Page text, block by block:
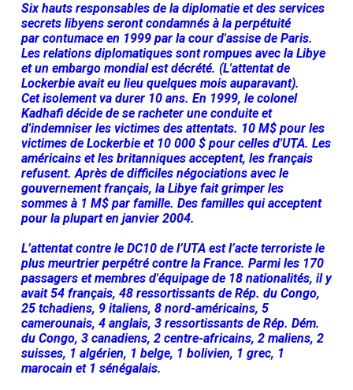
Six hauts responsables de la diplomatie et des services
secrets libyens seront condamnés à la perpétuité
par contumace en 1999 par la cour d'assise de Paris.
Les relations diplomatiques sont rompues avec la Libye
et un embargo mondial est décrété. (L'attentat de
Lockerbie avait eu lieu quelques mois auparavant).
Cet isolement va durer 10 ans. En 1999, le colonel
Kadhafi décide de se racheter une conduite et
d'indemniser les victimes des attentats. 10 M$ pour les
victimes de Lockerbie et 10 000 $ pour celles d'UTA. Les
américains et les britanniques acceptent, les français
refusent. Après de difficiles négociations avec le
gouvernement français, la Libye fait grimper les
sommes à 1 M$ par famille. Des familles qui acceptent
pour la plupart en janvier 2004.
L’attentat contre le DC10 de l’UTA est l’acte terroriste le
plus meurtrier perpétré contre la France. Parmi les 170
passagers et membres d'équipage de 18 nationalités, il y
avait 54 français, 48 ressortissants de Rép. du Congo,
25 tchadiens, 9 italiens, 8 nord-américains, 5
camerounais, 4 anglais, 3 ressortissants de Rép. Dém.
du Congo, 3 canadiens, 2 centre-africains, 2 maliens, 2
suisses, 1 algérien, 1 belge, 1 bolivien, 1 grec, 1
marocain et 1 sénégalais.